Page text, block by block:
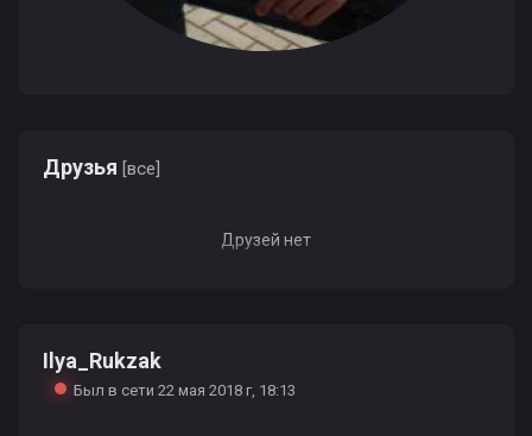
Друзья [все]
Друзей нет
Ilya_Rukzak
Был в сети 22 мая 2018 г, 18:13